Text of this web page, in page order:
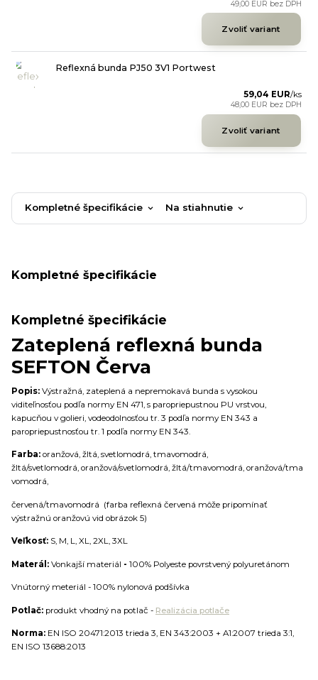
49,00 EUR bez DPH
Zvoliť variant
Reflexná bunda PJ50 3V1 Portwest
59,04 EUR/ks
48,00 EUR bez DPH
Zvoliť variant
Kompletné špecifikácie Na stiahnutie
Kompletné špecifikácie
Kompletné špecifikácie
Zateplená reflexná bunda
SEFTON Červa
Popis: Výstražná, zateplená a nepremokavá bunda s vysokou
viditeľnosťou podľa normy EN 471, s paropriepustnou PU vrstvou,
kapucňou v golieri, vodeodolnosťou tr. 3 podľa normy EN 343 a
paropriepustnosťou tr. 1 podľa normy EN 343.
Farba: oranžová, žltá, svetlomodrá, tmavomodrá,
žltá/svetlomodrá, oranžová/svetlomodrá, žltá/tmavomodrá, oranžová/tma
vomodrá,
červená/tmavomodrá (farba reflexná červená môže pripomínať
výstražnú oranžovú vid obrázok 5)
Veľkosť: S, M, L, XL, 2XL, 3XL
Materál: Vonkajší materiál - 100% Polyeste povrstvený polyuretánom
Vnútorný meteriál - 100% nylonová podšívka
Potlač: produkt vhodný na potlač - Realizácia potlače
Norma: EN ISO 20471:2013 trieda 3, EN 343:2003 + A1:2007 trieda 3:1,
EN ISO 13688:2013